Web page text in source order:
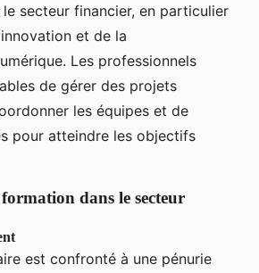
le secteur financier, en particulier
et de la
Les professionnels
de gérer des projets
les équipes et de
pour atteindre les objectifs
dans le secteur
est confronté à une pénurie